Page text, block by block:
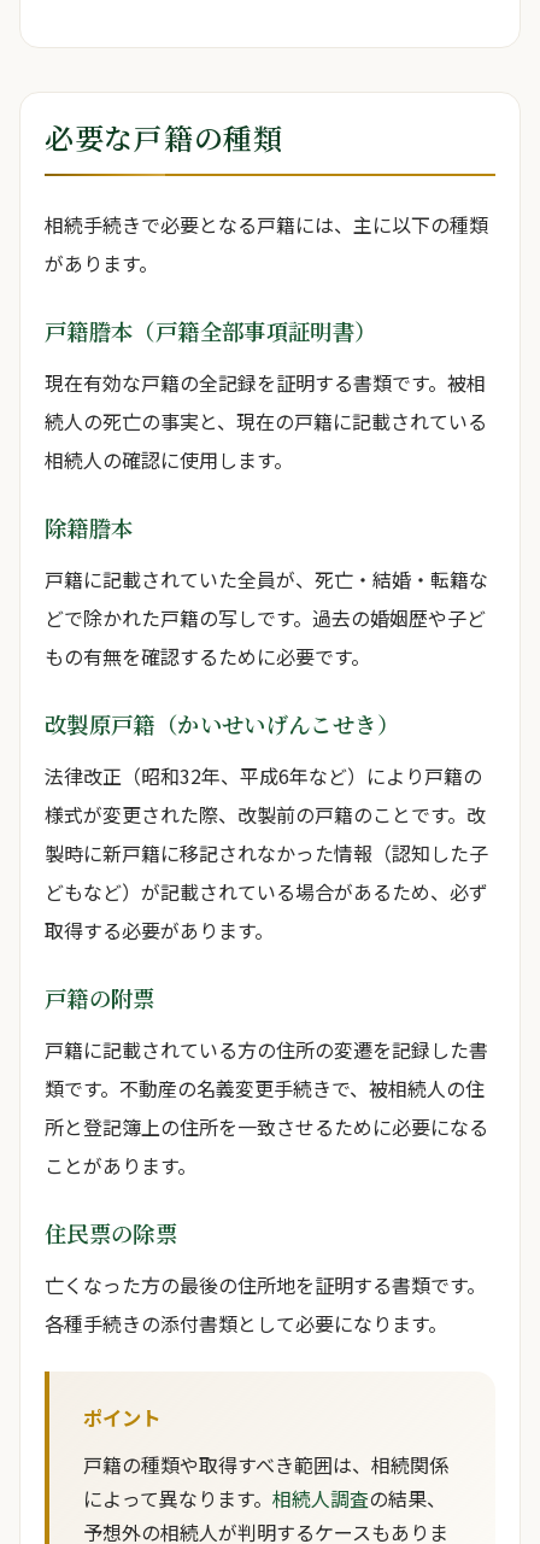
必要な戸籍の種類
相続手続きで必要となる戸籍には、主に以下の種類
があります。
戸籍謄本（戸籍全部事項証明書）
現在有効な戸籍の全記録を証明する書類です。被相
続人の死亡の事実と、現在の戸籍に記載されている
相続人の確認に使用します。
除籍謄本
戸籍に記載されていた全員が、死亡・結婚・転籍な
どで除かれた戸籍の写しです。過去の婚姻歴や子ど
もの有無を確認するために必要です。
改製原戸籍（かいせいげんこせき）
法律改正（昭和32年、平成6年など）により戸籍の
様式が変更された際、改製前の戸籍のことです。改
製時に新戸籍に移記されなかった情報（認知した子
どもなど）が記載されている場合があるため、必ず
取得する必要があります。
戸籍の附票
戸籍に記載されている方の住所の変遷を記録した書
類です。不動産の名義変更手続きで、被相続人の住
所と登記簿上の住所を一致させるために必要になる
ことがあります。
住民票の除票
亡くなった方の最後の住所地を証明する書類です。
各種手続きの添付書類として必要になります。
ポイント
戸籍の種類や取得すべき範囲は、相続関係
によって異なります。 相続人調査の結果、
予想外の相続人が判明するケースもありま